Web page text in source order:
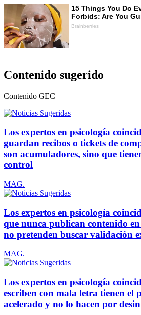
Contenido sugerido
Contenido GEC
Los expertos en psicología
guardan recibos o tickets de
son acumuladores, sino que
control
MAG.
Los expertos en psicología
que nunca publican contenido en
no pretenden buscar validación
MAG.
Los expertos en psicología
escriben con mala letra tienen el
acelerado y no lo hacen por